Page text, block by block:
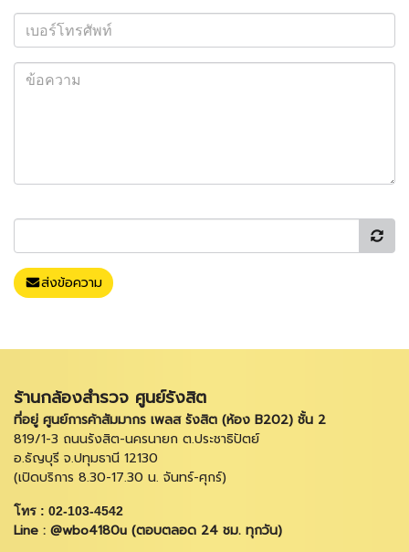
ส่งข้อความ
ร้านกล้องสำรวจ ศูนย์รังสิต
ที่อยู่ ศูนย์การค้าสัมมากร เพลส รังสิต (ห้อง B202) ชั้น 2
819/1-3 ถนนรังสิต-นครนายก ต.ประชาธิปัตย์
อ.ธัญบุรี จ.ปทุมธานี 12130
(เปิดบริการ 8.30-17.30 น. จันทร์-ศุกร์)
โทร : 02-103-4542
Line : @wbo4180u (ตอบตลอด 24 ชม. ทุกวัน)